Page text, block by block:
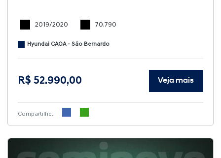
2019/2020 70.790
Hyundai CAOA - São Bernardo
R$ 52.990,00 Veja mais
Compartilhe: